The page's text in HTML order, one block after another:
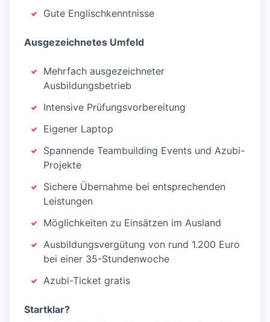
Gute Englischkenntnisse
Ausgezeichnetes Umfeld
Mehrfach ausgezeichneter
Ausbildungsbetrieb
Intensive Prüfungsvorbereitung
Eigener Laptop
Spannende Teambuilding Events und Azubi-
Projekte
Sichere Übernahme bei entsprechenden
Leistungen
Möglichkeiten zu Einsätzen im Ausland
Ausbildungsvergütung von rund 1.200 Euro
bei einer 35-Stundenwoche
Azubi-Ticket gratis
Startklar?